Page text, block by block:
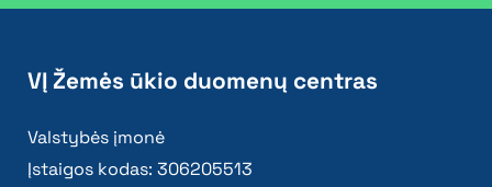
VĮ Žemės ūkio duomenų centras
Valstybės įmonė
Įstaigos kodas: 306205513